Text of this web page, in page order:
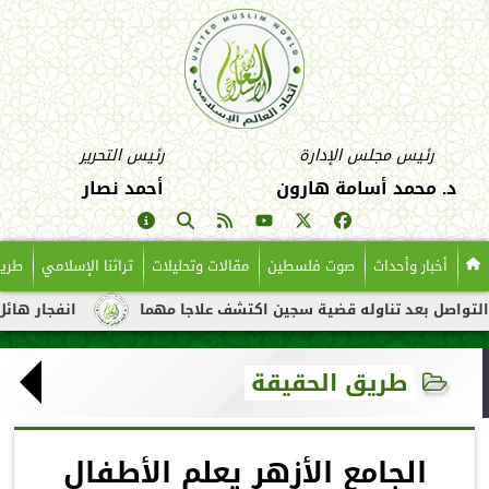
رئيس مجلس الإدارة
د. محمد أسامة هارون
رئيس التحرير
أحمد نصار
أخبار وأحداث صوت فلسطين مقالات وتحليلات تراثنا الإسلامي
انفجار هائل لناقلة تناوله قضية سجين اكتشف علاجا مهما
طريق الحقيقة
الجامع الأزهر يعلم الأطفال